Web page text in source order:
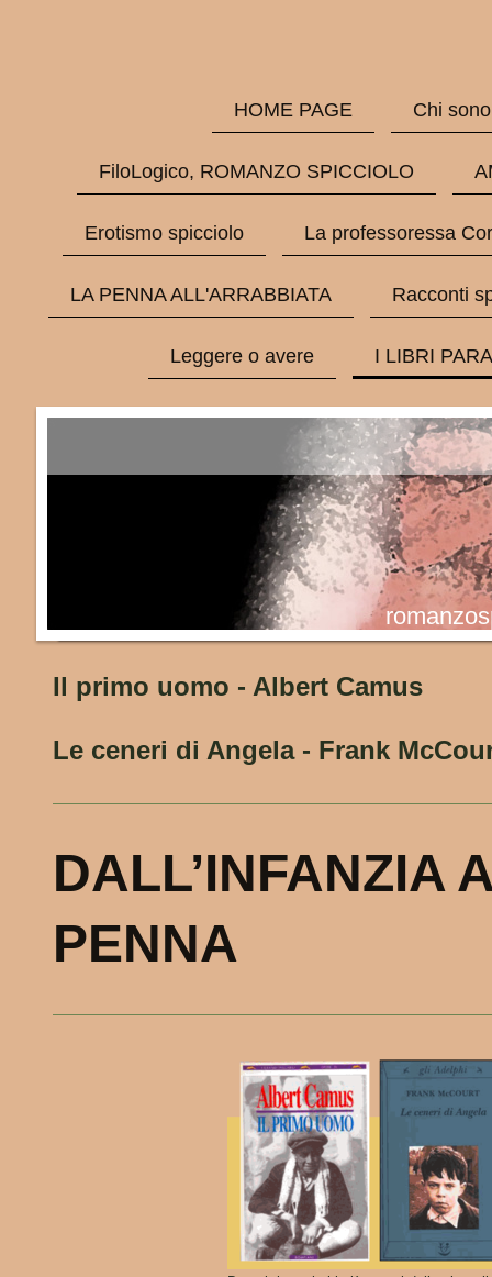
HOME PAGE Chi sono
FiloLogico, ROMANZO SPICCIOLO
Erotismo spicciolo La professoressa
LA PENNA ALL'ARRABBIATA Racconti
Leggere o avere I LIBRI
Il primo uomo - Albert Camus
Le ceneri di Angela - Frank
DALL’INFANZIA
PENNA